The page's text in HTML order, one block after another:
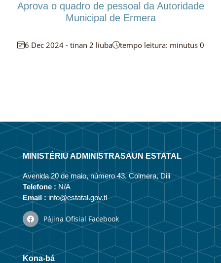
Aprova o quadro de pessoal da Autoridade
Municipal de Ermera
6 Dec 2024 - tinan 2 liuba tempo leitura: minutus 0
MINISTÉRIU ADMINISTRASAUN ESTATAL
Avenida 20 de maio, número 43, Colmera, Dili
Telefone : N/A
Email :info@estatal.gov.tl
Pájina Ofisial Facebook
Kona-bá